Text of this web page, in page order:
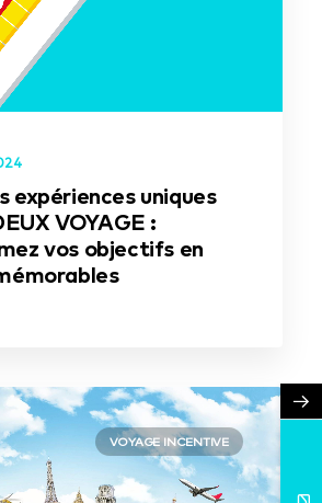
expériences uniques
VOYAGE :
vos objectifs en
VOYAGE INCENTIVE
→